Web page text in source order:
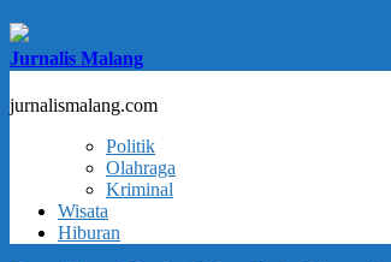
Jurnalis Malang
jurnalismalang.com
Politik
Olahraga
Kriminal
Wisata
Hiburan